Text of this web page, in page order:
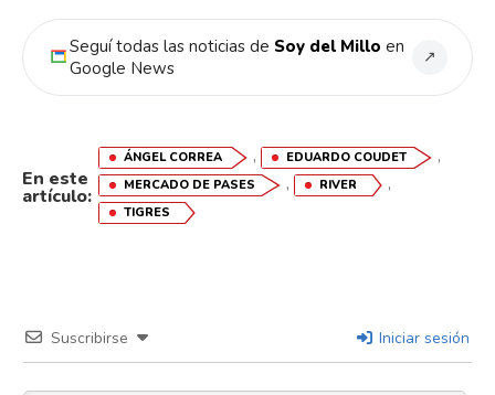
Seguí todas las noticias de Soy del Millo en
Google News
↗
En este
artículo:
ÁNGEL CORREA , EDUARDO COUDET ,
MERCADO DE PASES , RIVER ,
TIGRES
Suscribirse Iniciar sesión